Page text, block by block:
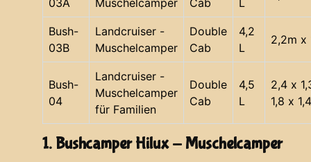
03A Muschelcamper Cab L
Bush-
03B
Landcruiser -
Muschelcamper
Double
Cab
4,2
L
2,2m x
Bush-
04
Landcruiser -
Muschelcamper
für Familien
Double
Cab
4,5
L
2,4 x
1,8 x
1. Bushcamper Hilux - Muschelcamper